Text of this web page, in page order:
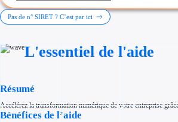
Investir dans
Aides Urssaf
Prêts publics
Par financeur
Pas de n° SIRET ? C’est par ici
L'essentiel de l'aide
Résumé
Accélérez la transformation numérique de votre entreprise
Bénéfices de l’aide